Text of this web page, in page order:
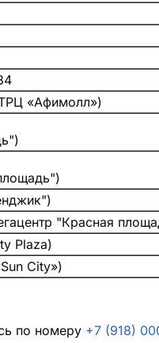
«Афимолл»)
"Красная
Plaza)
City»)
по номеру +7 (918)